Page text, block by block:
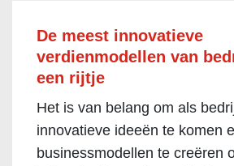
De meest innovatieve
verdienmodellen van
een rijtje
Het is van belang om als
innovatieve ideeën te komen
businessmodellen te creëren